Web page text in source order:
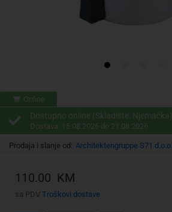
Online
Dostupno online (Skladište: Njemačka)
Dostava: 15.08.2026 do 21.08.2026
Prodaja i slanje od: Architektengruppe S71 d.o.o.
110.00 KM
sa PDV Troškovi dostave